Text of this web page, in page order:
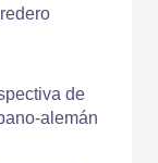
de
alemán